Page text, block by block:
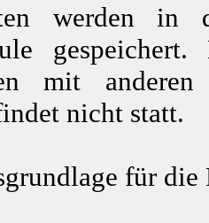
werden in
mit anderen
nicht statt.
für